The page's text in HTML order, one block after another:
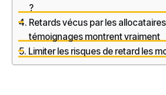
?
Retards vécus par les
témoignages montrent vraiment
Limiter les risques de retard les